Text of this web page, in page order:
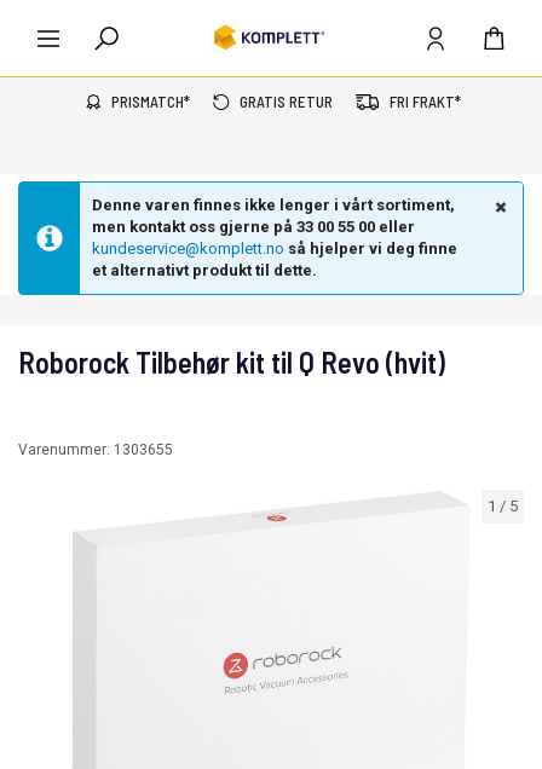
PRISMATCH* GRATIS RETUR FRI FRAKT*
Denne varen finnes ikke lenger i vårt sortiment,
men kontakt oss gjerne på 33 00 55 00 eller
kundeservice@komplett.no så hjelper vi deg finne
et alternativt produkt til dette.
1 / 5
Roborock Tilbehør kit til Q Revo (hvit)
Varenummer: 1303655